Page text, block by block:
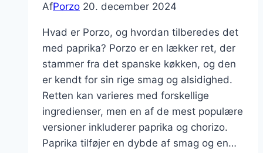
AfPorzo 20. december 2024
Hvad er Porzo, og hvordan tilberedes det
med paprika? Porzo er en lækker ret, der
stammer fra det spanske køkken, og den
er kendt for sin rige smag og alsidighed.
Retten kan varieres med forskellige
ingredienser, men en af de mest populære
versioner inkluderer paprika og chorizo.
Paprika tilføjer en dybde af smag og en…